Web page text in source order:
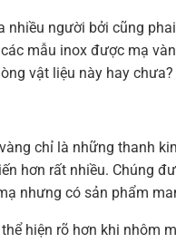
người bởi cũng
mẫu inox được mạ
vật liệu này hay chưa?
chỉ là những thanh
hơn rất nhiều. Chúng
nhưng có sản phẩm
hiện rõ hơn khi nhôm